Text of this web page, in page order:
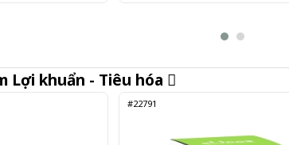
Lợi khuẩn - Tiêu hóa
#22791